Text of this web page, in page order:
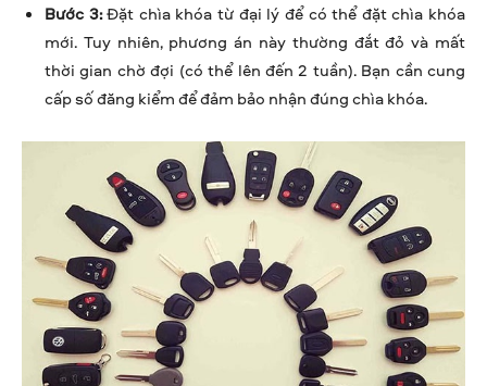
Bước 3:Đặt chìa khóa từ đại lý để có thể đặt chìa khóa
mới. Tuy nhiên, phương án này thường đắt đỏ và mất
thời gian chờ đợi (có thể lên đến 2 tuần). Bạn cần cung
cấp số đăng kiểm để đảm bảo nhận đúng chìa khóa.